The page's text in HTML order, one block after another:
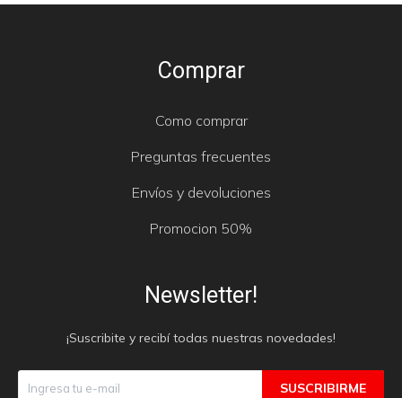
Comprar
Como comprar
Preguntas frecuentes
Envíos y devoluciones
Promocion 50%
Newsletter!
¡Suscribite y recibí todas nuestras novedades!
SUSCRIBIRME